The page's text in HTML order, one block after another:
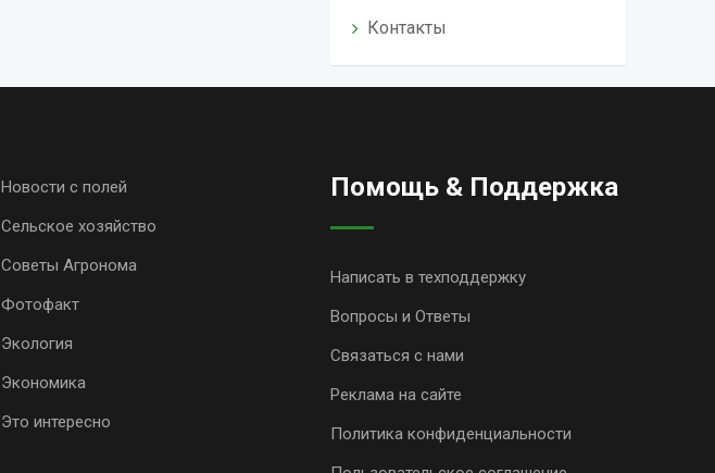
Контакты
Новости с полей
Сельское хозяйство
Советы Агронома
Фотофакт
Экология
Экономика
Это интересно
Помощь & Поддержка
Написать в техподдержку
Вопросы и Ответы
Связаться с нами
Реклама на сайте
Политика конфиденциальности